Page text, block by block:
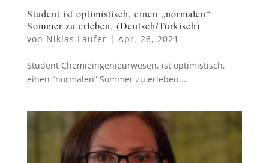
Student ist optimistisch, einen „normalen“
Sommer zu erleben. (Deutsch/Türkisch)
von Niklas Laufer | Apr. 26, 2021
Student Chemieingenieurwesen, ist optimistisch,
einen “normalen” Sommer zu erleben....